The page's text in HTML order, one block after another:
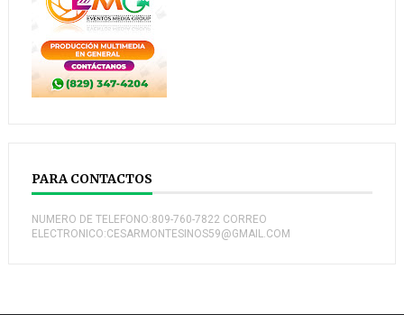
PARA CONTACTOS
NUMERO DE TELEFONO:809-760-7822 CORREO
ELECTRONICO:CESARMONTESINOS59@GMAIL.COM